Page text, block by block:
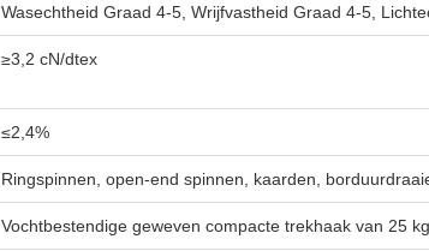
Wasechtheid Graad 4-5, Wrijfvastheid Graad 4-5,
≥3,2 cN/dtex
≤2,4%
Ringspinnen, open-end spinnen, kaarden,
Vochtbestendige geweven compacte trekhaak van 25 kg